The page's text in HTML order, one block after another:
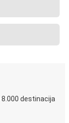
destinacija